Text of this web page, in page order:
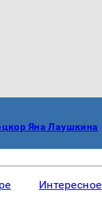
Яна Лаушкина
Интересное